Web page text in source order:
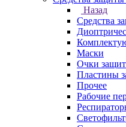
Назад
Средства
Маски
Очки
Пластины
Прочее
Рабочие